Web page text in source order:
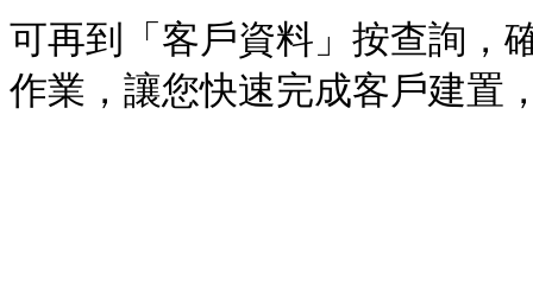
可再到「客戶資料」按查詢